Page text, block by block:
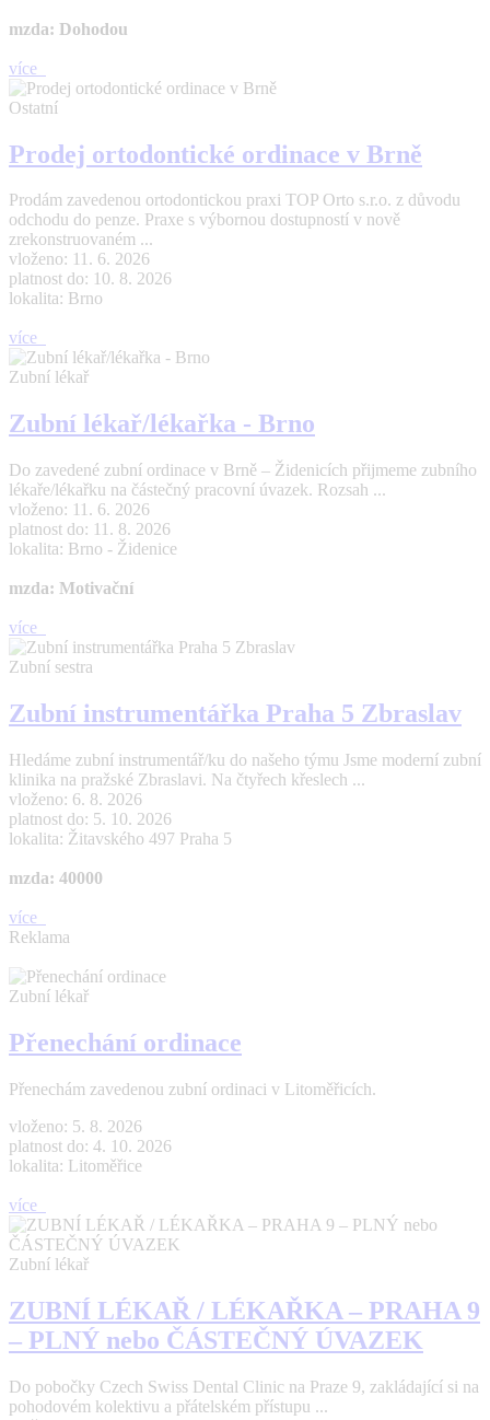
mzda: Dohodou
více
Ostatní
Prodej ortodontické ordinace v Brně
Prodám zavedenou ortodontickou praxi TOP Orto s.r.o. z důvodu
odchodu do penze. Praxe s výbornou dostupností v nově
zrekonstruovaném ...
vloženo: 11. 6. 2026
platnost do: 10. 8. 2026
lokalita: Brno
více
Zubní lékař
Zubní lékař/lékařka - Brno
Do zavedené zubní ordinace v Brně – Židenicích přijmeme zubního
lékaře/lékařku na částečný pracovní úvazek. Rozsah ...
vloženo: 11. 6. 2026
platnost do: 11. 8. 2026
lokalita: Brno - Židenice
mzda: Motivační
více
Zubní sestra
Zubní instrumentářka Praha 5 Zbraslav
Hledáme zubní instrumentář/ku do našeho týmu Jsme moderní zubní
klinika na pražské Zbraslavi. Na čtyřech křeslech ...
vloženo: 6. 8. 2026
platnost do: 5. 10. 2026
lokalita: Žitavského 497 Praha 5
mzda: 40000
více
Reklama
Zubní lékař
Přenechání ordinace
Přenechám zavedenou zubní ordinaci v Litoměřicích.
vloženo: 5. 8. 2026
platnost do: 4. 10. 2026
lokalita: Litoměřice
více
Zubní lékař
ZUBNÍ LÉKAŘ / LÉKAŘKA – PRAHA 9
– PLNÝ nebo ČÁSTEČNÝ ÚVAZEK
Do pobočky Czech Swiss Dental Clinic na Praze 9, zakládající si na
pohodovém kolektivu a přátelském přístupu ...